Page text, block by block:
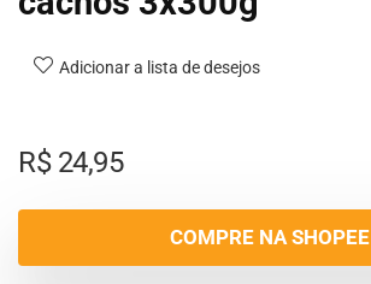
Adicionar a lista de desejos
R$24,95
COMPRE NA SHOPEE